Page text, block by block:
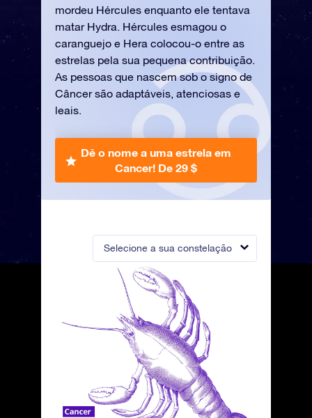
Selecione a sua constelação
mordeu Hércules enquanto ele tentava
matar Hydra. Hércules esmagou o
caranguejo e Hera colocou-o entre as
estrelas pela sua pequena contribuição.
As pessoas que nascem sob o signo de
Câncer são adaptáveis, atenciosas e
leais.
Dê o nome a uma estrela em
Cancer! De 29 $